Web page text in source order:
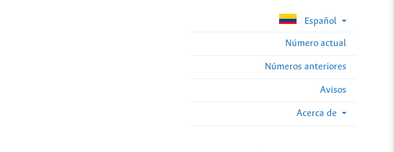
Español
Número actual
Números anteriores
Avisos
Acerca de